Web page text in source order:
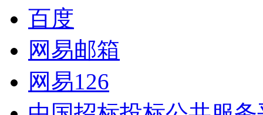
百度
网易邮箱
网易126